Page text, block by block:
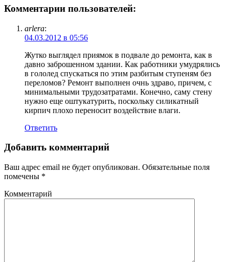
Комментарии пользователей:
arlera:
04.03.2012 в 05:56
Жутко выглядел приямок в подвале до ремонта, как в
давно заброшенном здании. Как работники умудрялись
в гололед спускаться по этим разбитым ступеням без
переломов? Ремонт выполнен очнь здраво, причем, с
минимальными трудозатратами. Конечно, саму стену
нужно еще оштукатурить, поскольку силикатный
кирпич плохо переносит воздействие влаги.
Ответить
Добавить комментарий
Ваш адрес email не будет опубликован. Обязательные поля
помечены *
Комментарий